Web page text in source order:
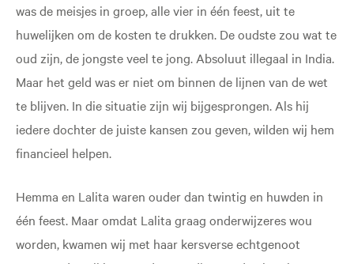
was de meisjes in groep, alle vier in één feest, uit te
huwelijken om de kosten te drukken. De oudste zou wat te
oud zijn, de jongste veel te jong. Absoluut illegaal in India.
Maar het geld was er niet om binnen de lijnen van de wet
te blijven. In die situatie zijn wij bijgesprongen. Als hij
iedere dochter de juiste kansen zou geven, wilden wij hem
financieel helpen.
Hemma en Lalita waren ouder dan twintig en huwden in
één feest. Maar omdat Lalita graag onderwijzeres wou
worden, kwamen wij met haar kersverse echtgenoot